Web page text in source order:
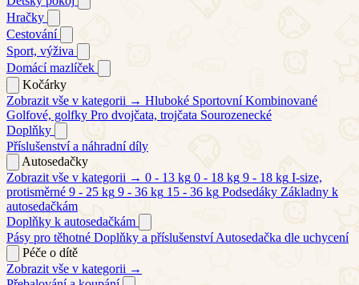
Hračky
Cestování
Sport, výživa
Domácí mazlíček
Kočárky
Zobrazit vše v kategorii → Hluboké Sportovní Kombinované
Golfové, golfky Pro dvojčata, trojčata Sourozenecké
Doplňky
Příslušenství a náhradní díly
Autosedačky
Zobrazit vše v kategorii → 0 - 13 kg 0 - 18 kg 9 - 18 kg I-size,
protisměrné 9 - 25 kg 9 - 36 kg 15 - 36 kg Podsedáky Základny k
autosedačkám
Doplňky k autosedačkám
Pásy pro těhotné Doplňky a příslušenství Autosedačka dle uchycení
Péče o dítě
Zobrazit vše v kategorii →